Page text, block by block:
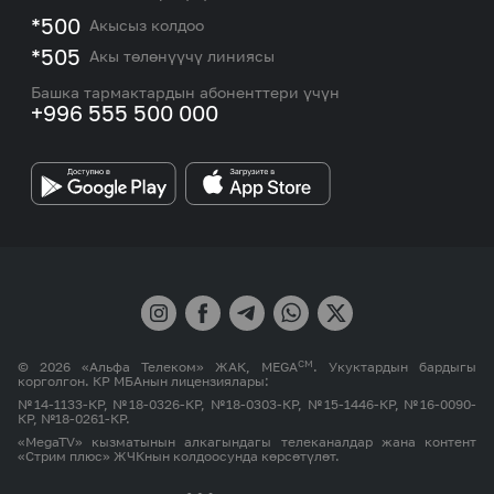
eSIM
Номерди тандоо
M2M
Корпоративдик жана VIP кардарлар менен иштөө
боюнча бөлүмдүн кызматкерлеринин байланыш
маалыматтары.
Тармакты камтуу картасы жана тейлөө борборлору
MEGAда иште
MEGA бренди
*500 Акысыз колдоо
*505 Акы төлөнүүчү линиясы
Башка тармактардын абоненттери үчүн
+996 555 500 000
© 2026 «Альфа Телеком» ЖАК, MEGAСМ. Укуктардын бардыгы
корголгон. КР МБАнын лицензиялары:
№14-1133-КР, №18-0326-КР, №18-0303-КР, №15-1446-КР, №16-0090-
КР, №18-0261-КР.
«MegaTV» кызматынын алкагындагы телеканалдар жана контент
«Стрим плюс» ЖЧКнын колдоосунда көрсөтүлөт.